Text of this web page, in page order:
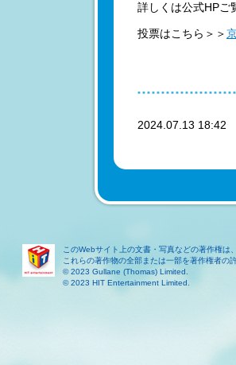
詳しくは公式HPご
投票はこちら＞＞
2024.07.13
このWebサイト上の文書・写真などの著作権
これらの著作物の全部または一部を著作権者の
© 2023 Gullane (Thomas) Limited.
© 2023 HIT Entertainment Limited.